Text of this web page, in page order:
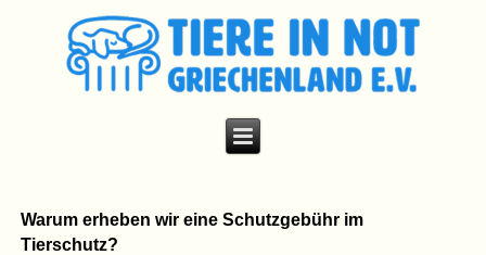
Warum erheben wir eine Schutzgebühr im
Tierschutz?